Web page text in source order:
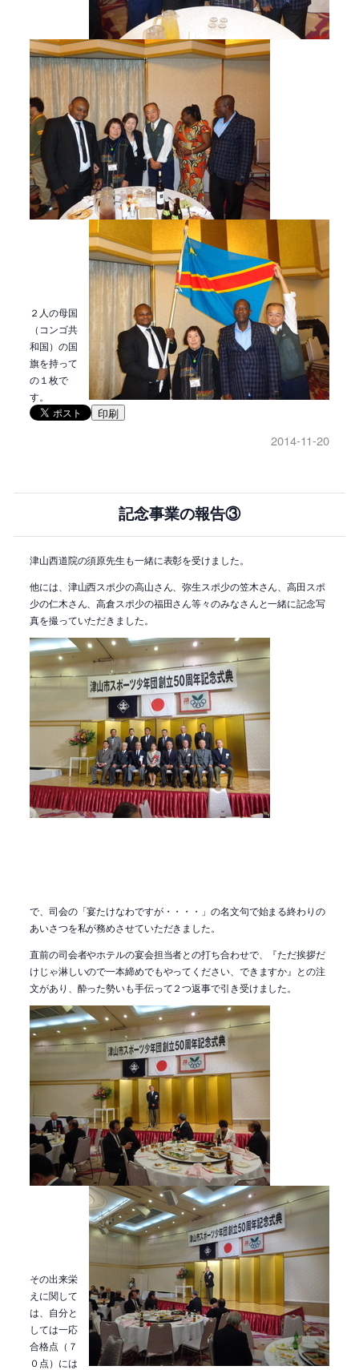
２人の母国
（コンゴ共
和国）の国
旗を持って
の１枚で
す。
印刷
2014-11-20
記念事業の報告③
津山西道院の須原先生も一緒に表彰を受けました。
他には、津山西スポ少の高山さん、弥生スポ少の笠木さん、高田スポ
少の仁木さん、高倉スポ少の福田さん等々のみなさんと一緒に記念写
真を撮っていただきました。
で、司会の「宴たけなわですが・・・・」の名文句で始まる終わりの
あいさつを私が務めさせていただきました。
直前の司会者やホテルの宴会担当者との打ち合わせで、『ただ挨拶だ
けじゃ淋しいので一本締めでもやってください、できますか』との注
文があり、酔った勢いも手伝って２つ返事で引き受けました。
その出来栄
えに関して
は、自分と
しては一応
合格点（７
０点）には